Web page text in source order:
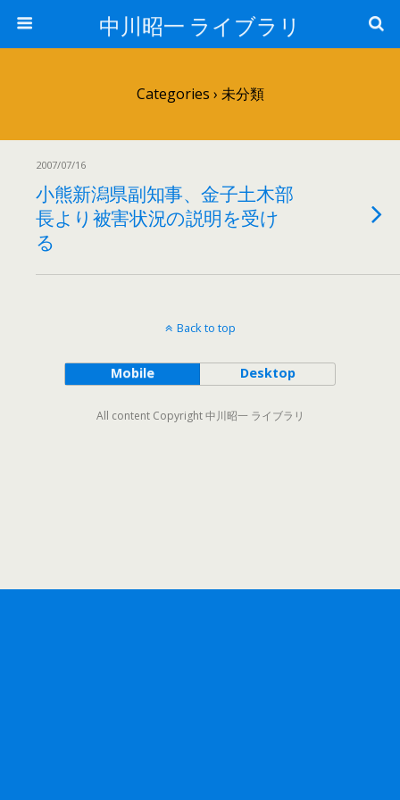
中川昭一 ライブラリ
Categories › 未分類
2007/07/16
小熊新潟県副知事、金子土木部
長より被害状況の説明を受け
る
Back to top
Mobile Desktop
All content Copyright 中川昭一 ライブラリ